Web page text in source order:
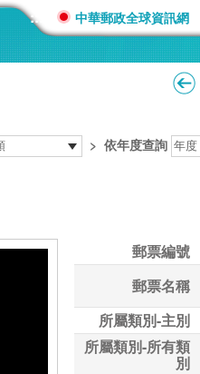
::: 中華郵政全球資訊網
> 依年度查詢
郵票編號
郵票名稱
所屬類別-主別
所屬類別-所有類
別